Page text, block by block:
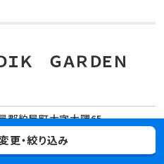
Ｋ ＧＡＲＤＥＮ
郡粕屋町大字大隈65
駅 3分
原駅 24分
更・絞り込み